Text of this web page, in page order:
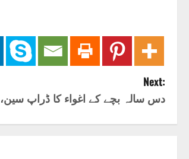
Next:
دس سالہ بچے کے اغواء کا ڈراپ سین،